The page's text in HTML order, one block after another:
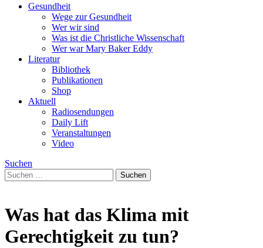
Gesundheit
Wege zur Gesundheit
Wer wir sind
Was ist die Christliche Wissenschaft
Wer war Mary Baker Eddy
Literatur
Bibliothek
Publikationen
Shop
Aktuell
Radiosendungen
Daily Lift
Veranstaltungen
Video
Suchen
Suchen
nach:
Was hat das Klima mit
Gerechtigkeit zu tun?